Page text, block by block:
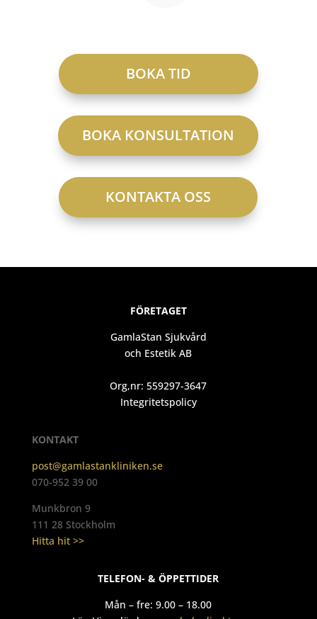
BOKA TID
BOKA KONSULTATION
KONTAKTA OSS
FÖRETAGET
GamlaStan Sjukvård
och Estetik AB
Org,nr: 559297-3647
Integritetspolicy
KONTAKT
post@gamlastankliniken.se
070-952 39 00
Munkbron 9
111 28 Stockholm
Hitta hit >>
TELEFON- & ÖPPETTIDER
Mån – fre: 9.00 – 18.00